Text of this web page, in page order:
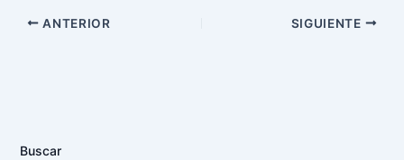
ANTERIOR SIGUIENTE
Buscar